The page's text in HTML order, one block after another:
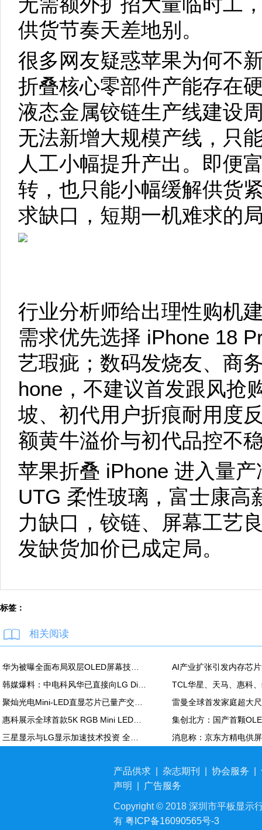
供货节奏天差地别。
很多网友疑惑苹果为何不
折叠核心零部件产能存在
液态金属铰链生产线建设
无法新增大规模产线，只
人工小幅提升产出。即便
转，也只能小幅缓解供货
求缺口，短期一机难求的
行业分析师给出理性购机
需求优先选择 iPhone 18
艺瑕疵；数码发烧友、商
hone，不建议首发跟风抢
坡、初代用户折痕耐用度
额黄牛溢价与初代品控不
苹果折叠 iPhone 进入量
UTG 柔性玻璃，富士康高
力缺口，铰链、屏幕工艺
发缺货加价已成定局。
标签：
相关阅读
产品供求 杂志期刊 协会服务
声明
广告服务
Copyright © 2018 深圳市平板显示
有 粤ICP备16090565号-3